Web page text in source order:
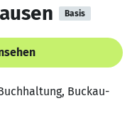
Basis
Buckau-